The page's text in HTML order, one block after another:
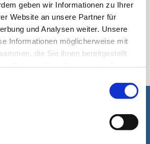
geben wir Informationen zu Ihrer
Website an unsere Partner für
und Analysen weiter. Unsere
Informationen möglicherweise mit
die Sie ihnen bereitgestellt
स्टिकपैक